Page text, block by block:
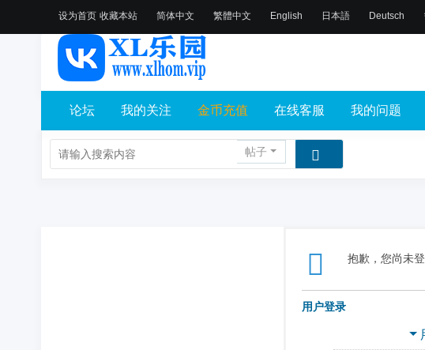
设为首页 收藏本站 简体中文 繁體中文 English 日本語 Deutsch
论坛 我的关注 金币充值 在线客服 我的问题
帖子
抱歉，您尚未
用户登录